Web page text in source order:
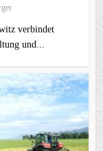
verbindet
und...